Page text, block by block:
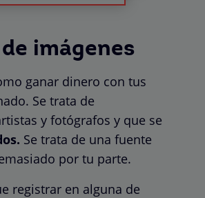
imágenes
ganar dinero con tus
Se trata de
y fotógrafos y que se
Se trata de una fuente
por tu parte.
registrar en alguna de